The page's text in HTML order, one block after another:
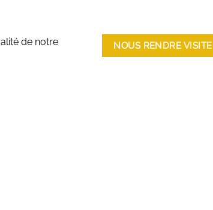
de notre
NOUS RENDRE VISITE